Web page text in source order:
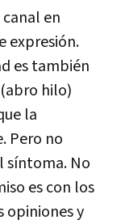
en
expresión.
es también
hilo)
la
Pero no
síntoma. No
es con los
opiniones y